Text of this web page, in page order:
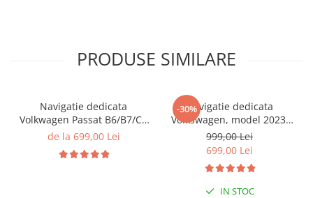
PRODUSE SIMILARE
Navigatie dedicata
Volkwagen Passat B6/B7/CC
Gri, 4GB RAM 64GB ROM,
Display QLED 10", DSP,
de la 699,00 Lei
-30%Navigatie dedicata
Volkswagen, model 2023,
4GB RAM 64GB ROM,
Quadcore, Android 14,
Display QLED 7", DSP,
Carplay&Android Auto,
Suport camere AHD
999,00 Lei
699,00 Lei
IN STOC